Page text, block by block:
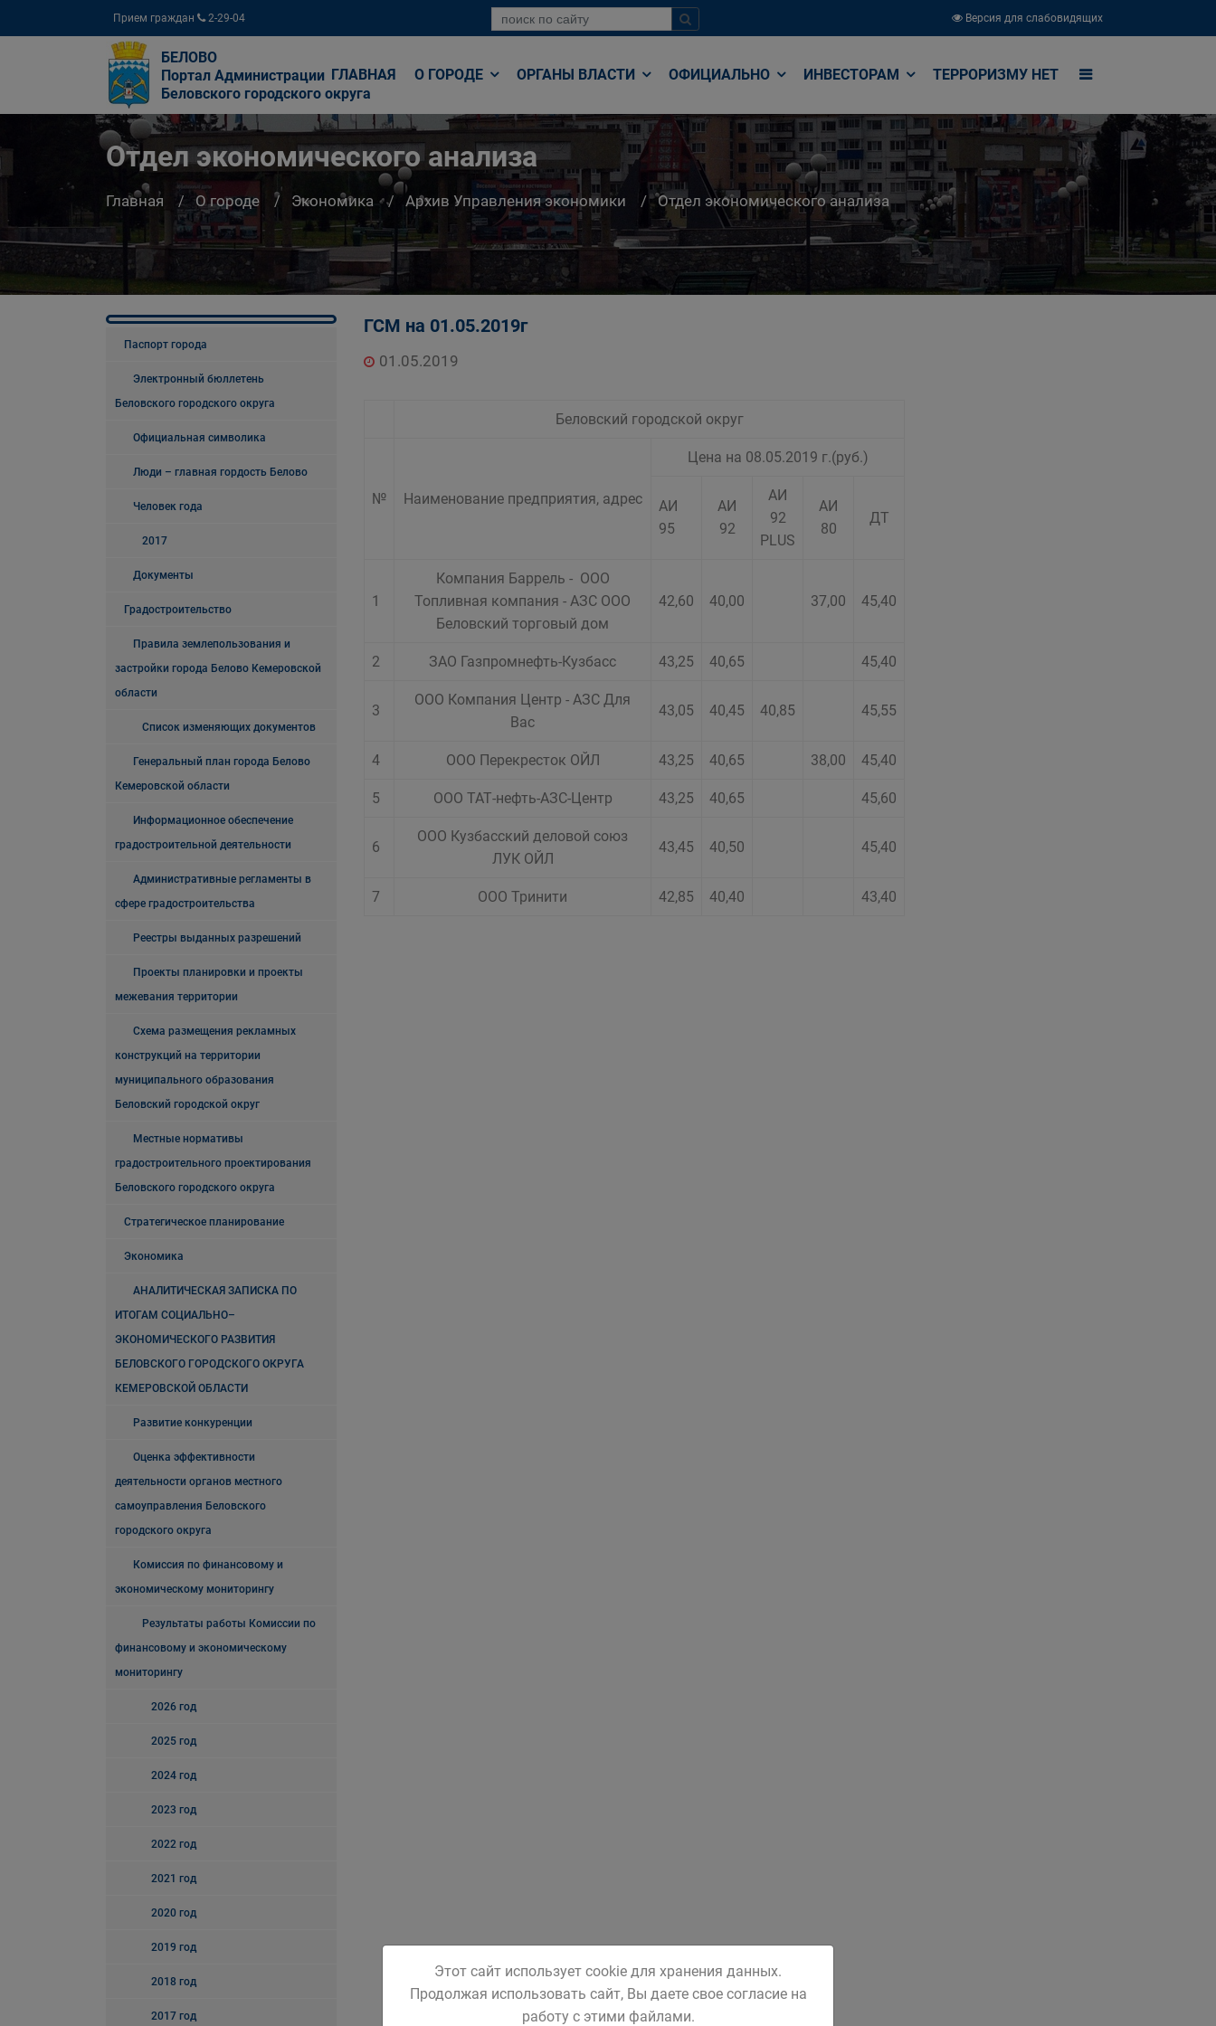
Прием граждан 2-29-04 Версия для слабовидящих
БЕЛОВО
Портал Администрации
Беловского городского округа
ГЛАВНАЯ О ГОРОДЕ ОРГАНЫ ВЛАСТИ ОФИЦИАЛЬНО ИНВЕСТОРАМ ТЕРРОРИЗМУ НЕТ
Отдел экономического анализа
Главная О городе Экономика Архив Управления экономики Отдел экономического анализа
Паспорт города
Электронный бюллетень
Беловского городского округа
Официальная символика
Люди – главная гордость Белово
Человек года
2017
Документы
Градостроительство
Правила землепользования и
застройки города Белово Кемеровской
области
Список изменяющих документов
Генеральный план города Белово
Кемеровской области
Информационное обеспечение
градостроительной деятельности
Административные регламенты в
сфере градостроительства
Реестры выданных разрешений
Проекты планировки и проекты
межевания территории
Схема размещения рекламных
конструкций на территории
муниципального образования
Беловский городской округ
Местные нормативы
градостроительного проектирования
Беловского городского округа
Стратегическое планирование
Экономика
АНАЛИТИЧЕСКАЯ ЗАПИСКА ПО
ИТОГАМ СОЦИАЛЬНО–
ЭКОНОМИЧЕСКОГО РАЗВИТИЯ
БЕЛОВСКОГО ГОРОДСКОГО ОКРУГА
КЕМЕРОВСКОЙ ОБЛАСТИ
Развитие конкуренции
Оценка эффективности
деятельности органов местного
самоуправления Беловского
городского округа
Комиссия по финансовому и
экономическому мониторингу
Результаты работы Комиссии по
финансовому и экономическому
мониторингу
2026 год
2025 год
2024 год
2023 год
2022 год
2021 год
2020 год
2019 год
2018 год
2017 год
ГСМ на 01.05.2019г
01.05.2019
Беловский городской округ
№ Наименование предприятия, адрес
Цена на 08.05.2019 г.(руб.)
АИ
95
АИ
92
АИ
92
PLUS
АИ
80
ДТ
1
Компания Баррель - ООО
Топливная компания - АЗС ООО
Беловский торговый дом
42,60 40,00 37,00 45,40
2 ЗАО Газпромнефть-Кузбасс 43,25 40,65 45,40
3
ООО Компания Центр - АЗС Для
Вас
43,05 40,45 40,85 45,55
4 ООО Перекресток ОЙЛ 43,25 40,65 38,00 45,40
5 ООО ТАТ-нефть-АЗС-Центр 43,25 40,65 45,60
6
ООО Кузбасский деловой союз
ЛУК ОЙЛ
43,45 40,50 45,40
7 ООО Тринити 42,85 40,40 43,40
Этот сайт использует cookie для хранения данных.
Продолжая использовать сайт, Вы даете свое согласие на
работу с этими файлами.